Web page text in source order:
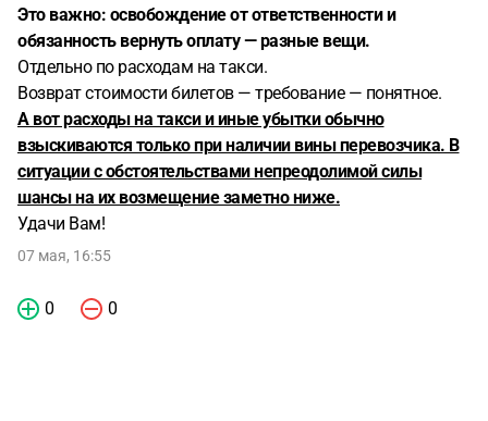
Это важно: освобождение от ответственности и
обязанность вернуть оплату — разные вещи.
Отдельно по расходам на такси.
Возврат стоимости билетов — требование — понятное.
А вот расходы на такси и иные убытки обычно
взыскиваются только при наличии вины перевозчика. В
ситуации с обстоятельствами непреодолимой силы
шансы на их возмещение заметно ниже.
Удачи Вам!
07 мая, 16:55
0 0